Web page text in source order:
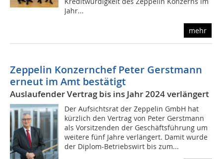
Jahr...
mehr
Zeppelin Konzernchef Peter Gerstmann
erneut im Amt bestätigt
Auslaufender Vertrag bis ins Jahr 2024 verlängert
Der Aufsichtsrat der Zeppelin GmbH hat
kürzlich den Vertrag von Peter Gerstmann
als Vorsitzenden der Geschäftsführung um
weitere fünf Jahre verlängert. Damit wurde
der Diplom-Betriebswirt bis zum...